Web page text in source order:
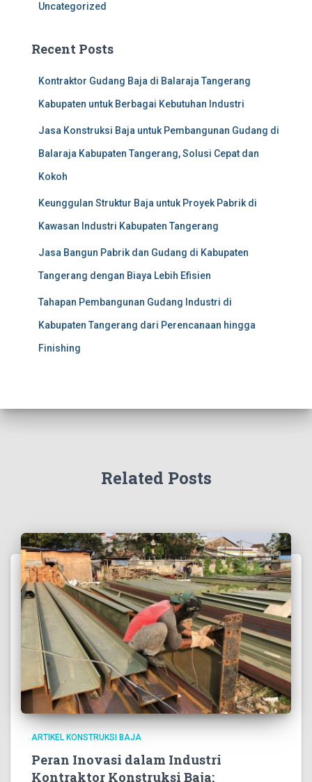
Uncategorized
Recent Posts
Kontraktor Gudang Baja di Balaraja Tangerang
Kabupaten untuk Berbagai Kebutuhan Industri
Jasa Konstruksi Baja untuk Pembangunan Gudang di
Balaraja Kabupaten Tangerang, Solusi Cepat dan
Kokoh
Keunggulan Struktur Baja untuk Proyek Pabrik di
Kawasan Industri Kabupaten Tangerang
Jasa Bangun Pabrik dan Gudang di Kabupaten
Tangerang dengan Biaya Lebih Efisien
Tahapan Pembangunan Gudang Industri di
Kabupaten Tangerang dari Perencanaan hingga
Finishing
Related Posts
ARTIKEL KONSTRUKSI BAJA
Peran Inovasi dalam Industri
Kontraktor Konstruksi Baja: